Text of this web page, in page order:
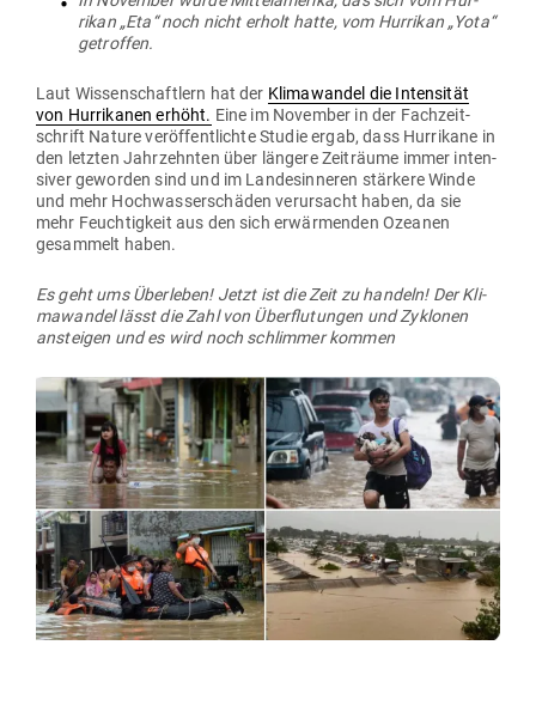
rikan „Eta“ noch nicht erholt hatte, vom Hur­rikan „Yota“
getroffen.
Laut Wis­sen­schaftlern hat der Kli­ma­wandel die Inten­sität
von Hur­ri­kanen erhöht. Eine im November in der Fach­zeit­
schrift Nature ver­öf­fent­lichte Studie ergab, dass Hur­rikane in
den letzten Jahr­zehnten über längere Zeit­räume immer inten­
siver geworden sind und im Lan­des­in­neren stärkere Winde
und mehr Hoch­was­ser­schäden ver­ur­sacht haben, da sie
mehr Feuch­tigkeit aus den sich erwär­menden Ozeanen
gesammelt haben.
Es geht ums Über­leben! Jetzt ist die Zeit zu handeln! Der Kli­
ma­wandel lässt die Zahl von Über­flu­tungen und Zyklonen
ansteigen und es wird noch schlimmer kommen